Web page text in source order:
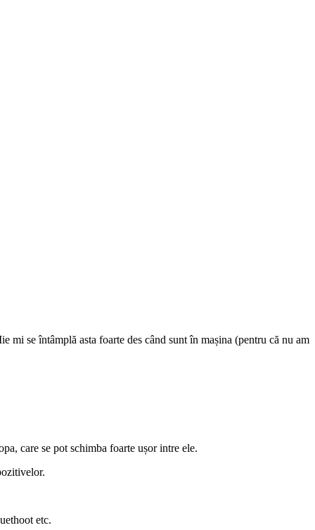
se întâmplă asta foarte des când sunt în mașina (pentru că nu am
care se pot schimba foarte ușor intre ele.
etc.